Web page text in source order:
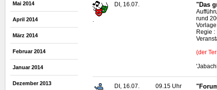
Mai 2014
April 2014
März 2014
Februar 2014
Januar 2014
Dezember 2013
.
DI, 16.07. "Das
rund
Regie
(der
DI, 16.07.
09.15 Uhr